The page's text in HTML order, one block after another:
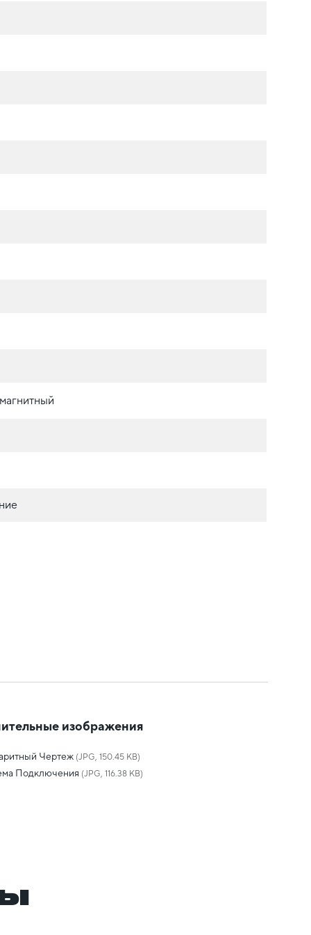
изображения
Чертеж (JPG, 150.45 KB)
Подключения (JPG, 116.38 KB)